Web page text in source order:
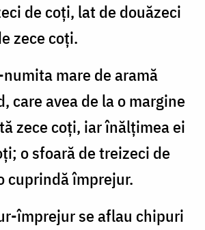
de coți, lat de douăzeci
zece coţi.
mare de aramă
care avea de la o margine
zece coţi, iar înălţimea ei
o sfoară de treizeci de
cuprindă împrejur.
împrejur se aflau chipuri